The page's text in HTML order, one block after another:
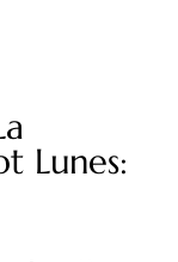
Lunes: